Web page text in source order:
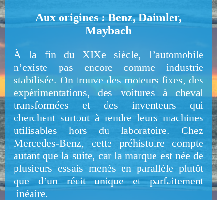
Aux origines : Benz, Daimler,
Maybach
À la fin du XIXe siècle, l’automobile
n’existe pas encore comme industrie
stabilisée. On trouve des moteurs fixes, des
expérimentations, des voitures à cheval
transformées et des inventeurs qui
cherchent surtout à rendre leurs machines
utilisables hors du laboratoire. Chez
Mercedes-Benz, cette préhistoire compte
autant que la suite, car la marque est née de
plusieurs essais menés en parallèle plutôt
que d’un récit unique et parfaitement
linéaire.